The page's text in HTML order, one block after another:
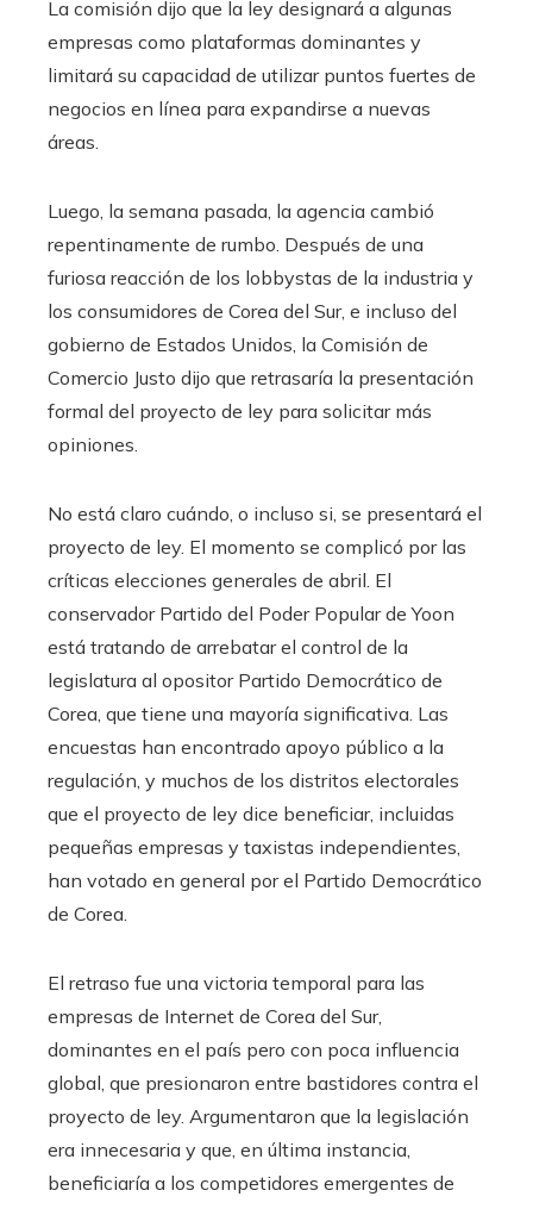
La comisión dijo que la ley designará a algunas
empresas como plataformas dominantes y
limitará su capacidad de utilizar puntos fuertes de
negocios en línea para expandirse a nuevas
áreas.
Luego, la semana pasada, la agencia cambió
repentinamente de rumbo. Después de una
furiosa reacción de los lobbystas de la industria y
los consumidores de Corea del Sur, e incluso del
gobierno de Estados Unidos, la Comisión de
Comercio Justo dijo que retrasaría la presentación
formal del proyecto de ley para solicitar más
opiniones.
No está claro cuándo, o incluso si, se presentará el
proyecto de ley. El momento se complicó por las
críticas elecciones generales de abril. El
conservador Partido del Poder Popular de Yoon
está tratando de arrebatar el control de la
legislatura al opositor Partido Democrático de
Corea, que tiene una mayoría significativa. Las
encuestas han encontrado apoyo público a la
regulación, y muchos de los distritos electorales
que el proyecto de ley dice beneficiar, incluidas
pequeñas empresas y taxistas independientes,
han votado en general por el Partido Democrático
de Corea.
El retraso fue una victoria temporal para las
empresas de Internet de Corea del Sur,
dominantes en el país pero con poca influencia
global, que presionaron entre bastidores contra el
proyecto de ley. Argumentaron que la legislación
era innecesaria y que, en última instancia,
beneficiaría a los competidores emergentes de